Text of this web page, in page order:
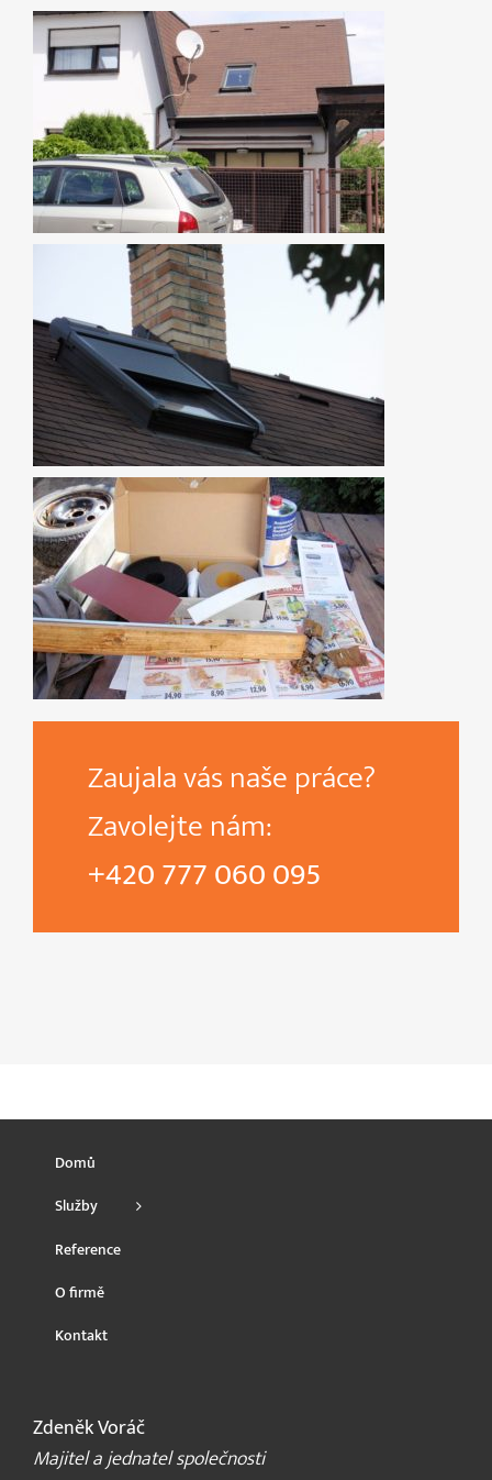
Zaujala vás naše práce?
Zavolejte nám:
+420 777 060 095
Domů
Služby
Reference
O firmě
Kontakt
Zdeněk Voráč
Majitel a jednatel společnosti